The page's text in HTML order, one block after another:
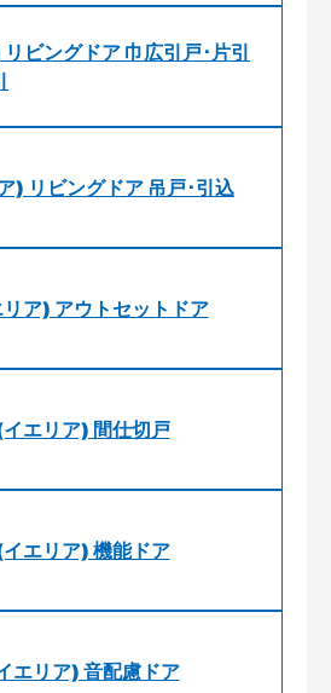
ビングドア 巾広引戸･片引
) リビングドア 吊戸･引込
ア) アウトセットドア
エリア) 間仕切戸
エリア) 機能ドア
エリア) 音配慮ドア